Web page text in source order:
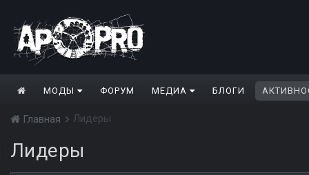
МОДЫ ФОРУМ МЕДИА БЛОГИ
Главная Лидеры
Лидеры